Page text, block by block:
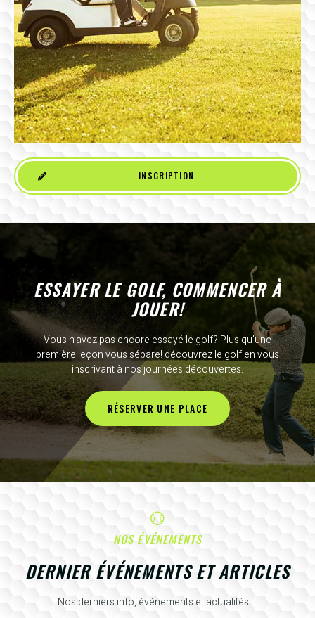
INSCRIPTION
ESSAYER LE GOLF, COMMENCER À
JOUER!
Vous n’avez pas encore essayé le golf? Plus qu’une
première leçon vous sépare! découvrez le golf en vous
inscrivant à nos journées découvertes.
RÉSERVER UNE PLACE
NOS ÉVÉNEMENTS
DERNIER ÉVÉNEMENTS ET ARTICLES
Nos derniers info, événements et actualités ...